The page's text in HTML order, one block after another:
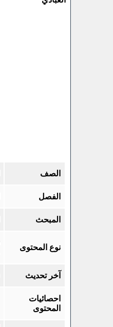
الصف
الفصل
المبحث
نوع المحتوى
آخر تحديث
احصائيات
المحتوى